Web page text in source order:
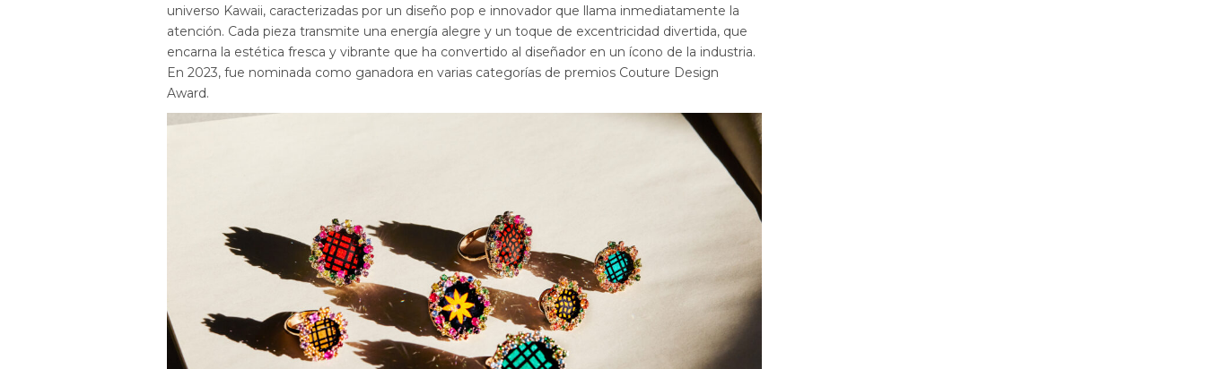
universo Kawaii, caracterizadas por un diseño pop e innovador que llama inmediatamente la
atención. Cada pieza transmite una energía alegre y un toque de excentricidad divertida, que
encarna la estética fresca y vibrante que ha convertido al diseñador en un ícono de la industria.
En 2023, fue nominada como ganadora en varias categorías de premios Couture Design
Award.